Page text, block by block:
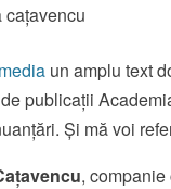
un amplu text
publicații
Și mă voi
,